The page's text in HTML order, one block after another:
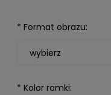
* Format obrazu:
* Kolor ramki: